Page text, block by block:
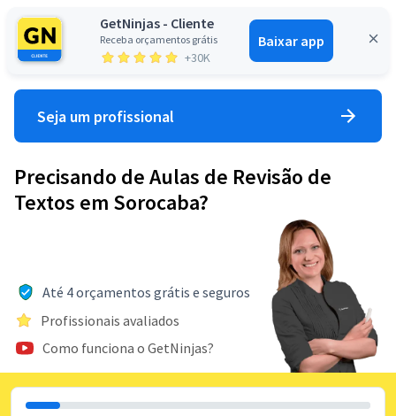
GetNinjas - Cliente
Receba orçamentos grátis
+30K
Baixar app
Entrar
Seja um profissional
Precisando de Aulas de Revisão de
Textos em Sorocaba?
Até 4 orçamentos grátis e seguros
Profissionais avaliados
Como funciona o GetNinjas?